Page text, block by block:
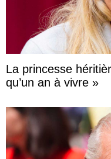
La princesse
qu’un an à vivre »